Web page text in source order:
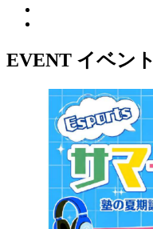
EVENT イベント